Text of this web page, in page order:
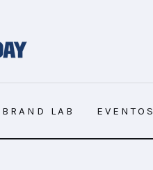
LAB EVENTOS